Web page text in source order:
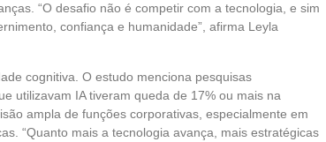
“O desafio não é competir com a tecnologia, e sim
confiança e humanidade”, afirma Leyla
cognitiva. O estudo menciona pesquisas
utilizavam IA tiveram queda de 17% ou mais na
ampla de funções corporativas, especialmente em
“Quanto mais a tecnologia avança, mais estratégicas